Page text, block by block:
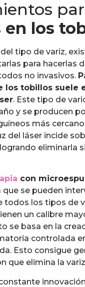
en los
tipo de variz,
para hacerlas
no invasivos.
los tobillos suele
. Este tipo de
y se producen
más
del láser incide
eliminarla
con
que se pueden
todos los tipos de
un calibre
se basa en la
controlada
Esto consigue
que elimina la